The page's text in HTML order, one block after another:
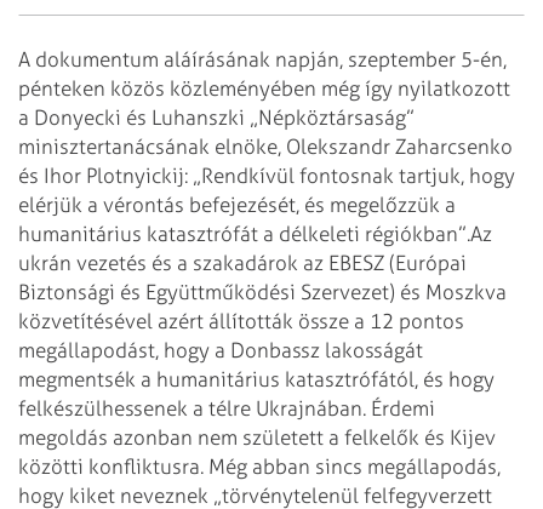
A dokumentum aláírásának napján, szeptember 5-én,
pénteken közös közleményében még így nyilatkozott
a Donyecki és Luhanszki „Népköztársaság”
minisztertanácsának elnöke, Olekszandr Zaharcsenko
és Ihor Plotnyickij: „Rendkívül fontosnak tartjuk, hogy
elérjük a vérontás befejezését, és megelőzzük a
humanitárius katasztrófát a délkeleti régiókban”.Az
ukrán vezetés és a szakadárok az EBESZ (Európai
Biztonsági és Együttműködési Szervezet) és Moszkva
közvetítésével azért állították össze a 12 pontos
megállapodást, hogy a Donbassz lakosságát
megmentsék a humanitárius katasztrófától, és hogy
felkészülhessenek a télre Ukrajnában. Érdemi
megoldás azonban nem született a felkelők és Kijev
közötti konfliktusra. Még abban sincs megállapodás,
hogy kiket neveznek „törvénytelenül felfegyverzett